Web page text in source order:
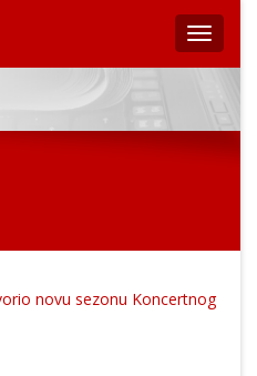
novu sezonu Koncertnog